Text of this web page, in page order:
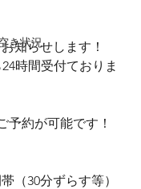
き状況
知らせします！
時間受付ておりま
予約が可能です！
（30分ずらす等）